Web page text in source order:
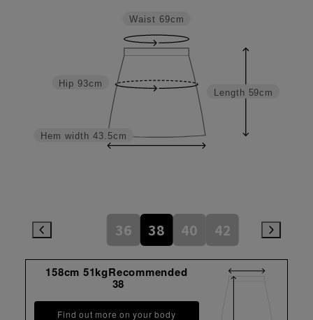
Length 59cm
Hem width 43.5cm
Hip 93cm
Waist 69cm
36 38 40 42
158cm 51kgRecommended
38
Find out more on your body